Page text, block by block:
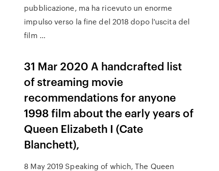
pubblicazione, ma ha ricevuto un enorme
impulso verso la fine del 2018 dopo l'uscita del
film …
31 Mar 2020 A handcrafted list
of streaming movie
recommendations for anyone
1998 film about the early years of
Queen Elizabeth I (Cate
Blanchett),
8 May 2019 Speaking of which, The Queen